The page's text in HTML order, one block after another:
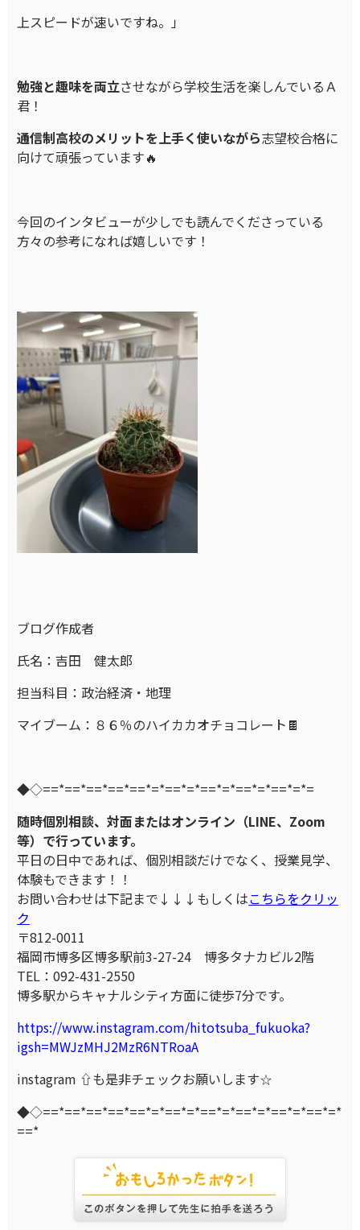
上スピードが速いですね。」
勉強と趣味を両立させながら学校生活を楽しんでいるＡ
君！
通信制高校のメリットを上手く使いながら志望校合格に
向けて頑張っています🔥
今回のインタビューが少しでも読んでくださっている
方々の参考になれば嬉しいです！
ブログ作成者
氏名：吉田 健太郎
担当科目：政治経済・地理
マイブーム：８６％のハイカカオチョコレート🍫
◆◇==*==*==*==*==*=*==*=*==*=*==*=*==*=*=
随時個別相談、対面またはオンライン（LINE、Zoom
等）で行っています。
平日の日中であれば、個別相談だけでなく、授業見学、
体験もできます！！
お問い合わせは下記まで↓↓↓もしくはこちらをクリッ
ク
〒812-0011
福岡市博多区博多駅前3-27-24 博多タナカビル2階
TEL：092-431-2550
博多駅からキャナルシティ方面に徒歩7分です。
https://www.instagram.com/hitotsuba_fukuoka?
igsh=MWJzMHJ2MzR6NTRoaA
instagram ⇧も是非チェックお願いします☆
◆◇==*==*==*==*==*=*==*=*==*=*==*=*==*=*==*=*
==*